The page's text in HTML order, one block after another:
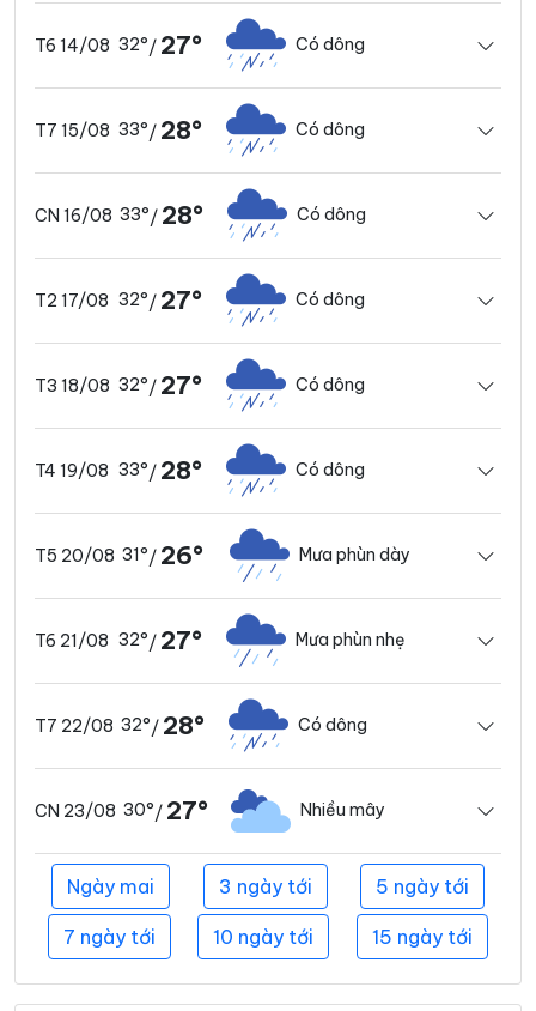
T6 14/08 32°/ 27° Có dông
T7 15/08 33°/ 28° Có dông
CN 16/08 33°/ 28° Có dông
T2 17/08 32°/ 27° Có dông
T3 18/08 32°/ 27° Có dông
T4 19/08 33°/ 28° Có dông
T5 20/08 31°/ 26° Mưa phùn dày
T6 21/08 32°/ 27° Mưa phùn nhẹ
T7 22/08 32°/ 28° Có dông
CN 23/08 30°/ 27° Nhiều mây
Ngày mai 3 ngày tới 5 ngày tới
7 ngày tới 10 ngày tới 15 ngày tới